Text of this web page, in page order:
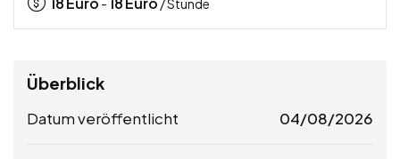
Überblick
Datum veröffentlicht 04/08/2026